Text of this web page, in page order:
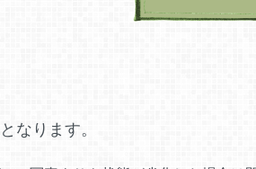
となります。